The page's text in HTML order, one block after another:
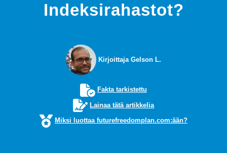
Indeksirahastot?
Kirjoittaja Gelson L.
Fakta tarkistettu
Lainaa tätä artikkelia
Miksi luottaa futurefreedomplan.com:ään?